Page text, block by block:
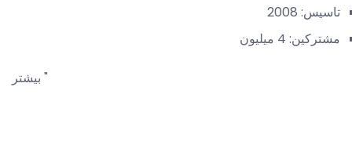
تاسیس: 2008
مشترکین: 4 میلیون
بیشتر "